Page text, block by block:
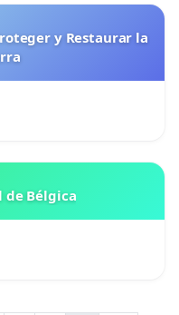
y Restaurar la
de Bélgica